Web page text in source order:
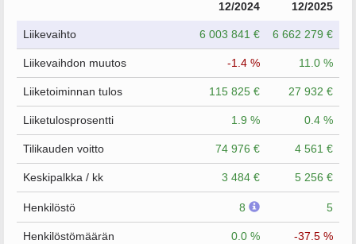
12/2024 12/2025
Liikevaihto 6 003 841 € 6 662 279 €
Liikevaihdon muutos -1.4 % 11.0 %
Liiketoiminnan tulos 115 825 € 27 932 €
Liiketulosprosentti 1.9 % 0.4 %
Tilikauden voitto 74 976 € 4 561 €
Keskipalkka / kk 3 484 € 5 256 €
Henkilöstö 8 5
Henkilöstömäärän
0.0 % -37.5 %